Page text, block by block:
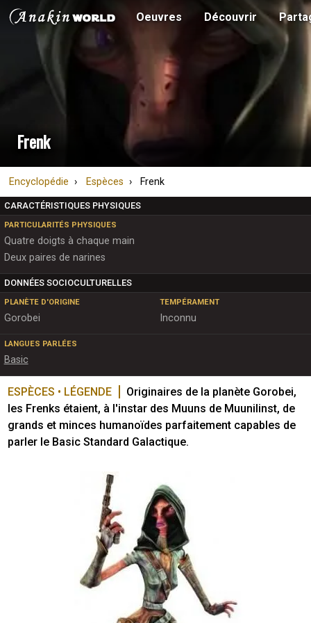
Oeuvres Découvrir
Frenk
Encyclopédie Espèces Frenk
CARACTÉRISTIQUES PHYSIQUES
PARTICULARITÉS PHYSIQUES
Quatre doigts à chaque main
Deux paires de narines
DONNÉES SOCIOCULTURELLES
PLANÈTE D'ORIGINE
Gorobei
TEMPÉRAMENT
Inconnu
LANGUES PARLÉES
Basic
ESPÈCES • LÉGENDE
Originaires de la planète Gorobei,
les Frenks étaient, à l'instar des Muuns de Muunilinst, de
grands et minces humanoïdes parfaitement capables de
parler le Basic Standard Galactique.